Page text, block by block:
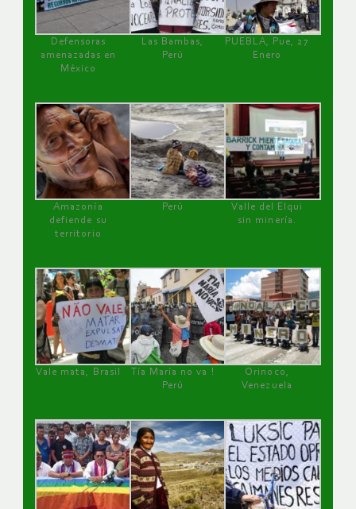
Defensoras
amenazadas en
México
Las Bambas,
Perú
PUEBLA, Pue, 27
Enero
Amazonía
defiende su
territorio
Perú
Valle del Elqui
sin minería.
Vale mata, Brasil
Tía María no va !
Perú
Orinoco,
Venezuela